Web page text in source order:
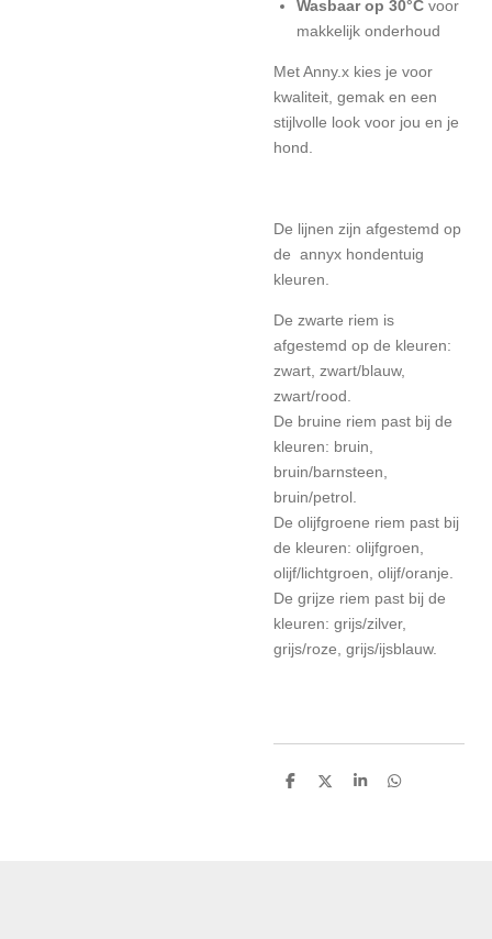
Wasbaar op 30°C voor
makkelijk onderhoud
Met Anny.x kies je voor
kwaliteit, gemak en een
stijlvolle look voor jou en je
hond.
De lijnen zijn afgestemd op
de annyx hondentuig
kleuren.
De zwarte riem is
afgestemd op de kleuren:
zwart, zwart/blauw,
zwart/rood.
De bruine riem past bij de
kleuren: bruin,
bruin/barnsteen,
bruin/petrol.
De olijfgroene riem past bij
de kleuren: olijfgroen,
olijf/lichtgroen, olijf/oranje.
De grijze riem past bij de
kleuren: grijs/zilver,
grijs/roze, grijs/ijsblauw.
D
D
S
D